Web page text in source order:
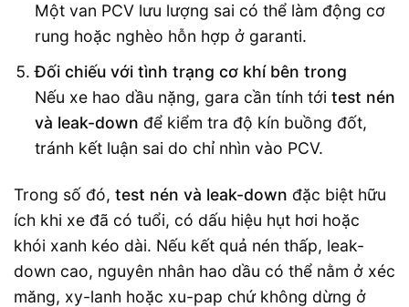
Một van PCV lưu lượng sai có thể làm động cơ
rung hoặc nghèo hỗn hợp ở garanti.
Đối chiếu với tình trạng cơ khí bên trong
Nếu xe hao dầu nặng, gara cần tính tới test nén
và leak-down để kiểm tra độ kín buồng đốt,
tránh kết luận sai do chỉ nhìn vào PCV.
Trong số đó, test nén và leak-down đặc biệt hữu
ích khi xe đã có tuổi, có dấu hiệu hụt hơi hoặc
khói xanh kéo dài. Nếu kết quả nén thấp, leak-
down cao, nguyên nhân hao dầu có thể nằm ở xéc
măng, xy-lanh hoặc xu-pap chứ không dừng ở